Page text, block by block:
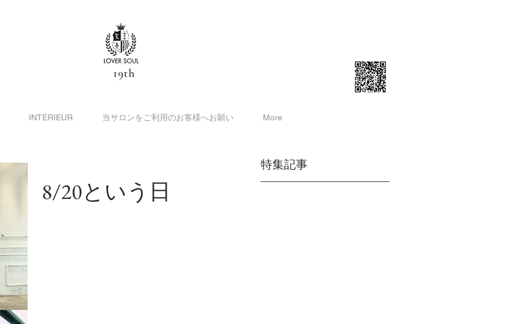
19th
INTERIEUR 当サロンをご利用のお客様へお願い More
8/20という日
特集記事